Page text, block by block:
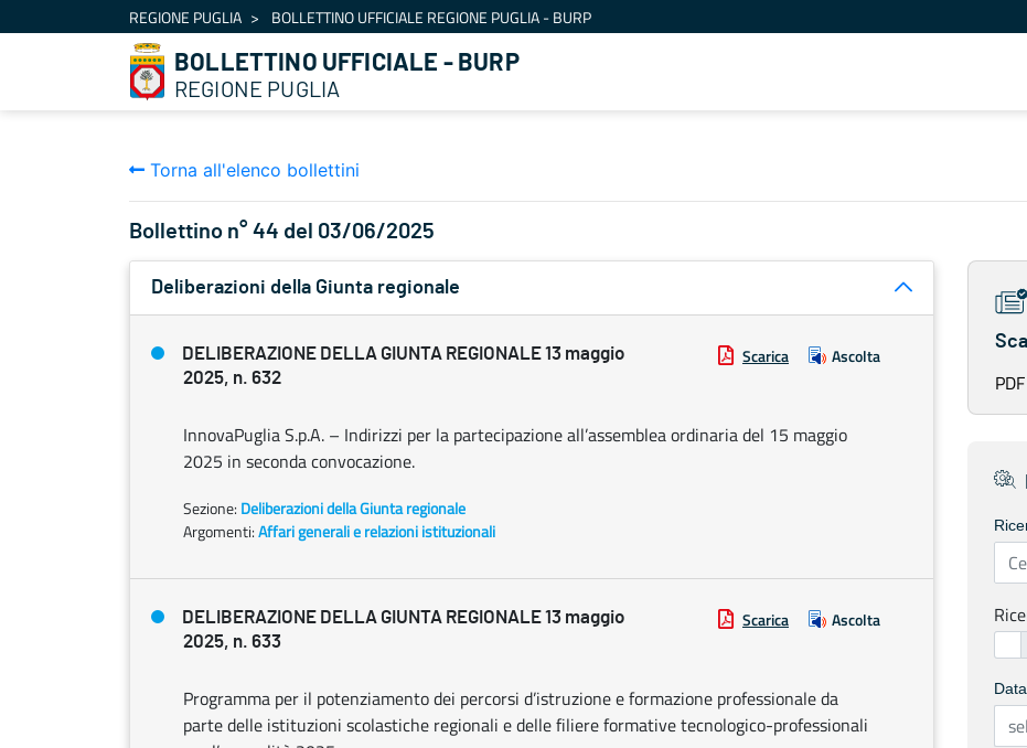
Salta al contenutoREGIONE PUGLIA BOLLETTINO UFFICIALE REGIONE PUGLIA - BURP
BOLLETTINO UFFICIALE - BURP
REGIONE PUGLIA
Torna all'elenco bollettini
Bollettino n° 44 del 03/06/2025
Deliberazioni della Giunta regionale
DELIBERAZIONE DELLA GIUNTA REGIONALE 13 maggio
2025, n. 632
Scarica Ascolta
InnovaPuglia S.p.A. – Indirizzi per la partecipazione all’assemblea ordinaria del 15 maggio
2025 in seconda convocazione.
Sezione: Deliberazioni della Giunta regionale
Argomenti:Affari generali e relazioni istituzionali
DELIBERAZIONE DELLA GIUNTA REGIONALE 13 maggio
2025, n. 633
Scarica Ascolta
Programma per il potenziamento dei percorsi d’istruzione e formazione professionale da
parte delle istituzioni scolastiche regionali e delle filiere formative tecnologico-professionali